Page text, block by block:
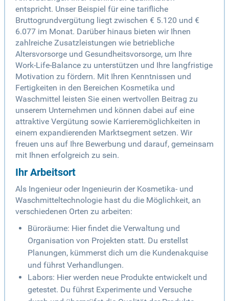
entspricht. Unser Beispiel für eine tarifliche
Bruttogrundvergütung liegt zwischen € 5.120 und €
6.077 im Monat. Darüber hinaus bieten wir Ihnen
zahlreiche Zusatzleistungen wie betriebliche
Altersvorsorge und Gesundheitsvorsorge, um Ihre
Work-Life-Balance zu unterstützen und Ihre langfristige
Motivation zu fördern. Mit Ihren Kenntnissen und
Fertigkeiten in den Bereichen Kosmetika und
Waschmittel leisten Sie einen wertvollen Beitrag zu
unserem Unternehmen und können dabei auf eine
attraktive Vergütung sowie Karrieremöglichkeiten in
einem expandierenden Marktsegment setzen. Wir
freuen uns auf Ihre Bewerbung und darauf, gemeinsam
mit Ihnen erfolgreich zu sein.
Ihr Arbeitsort
Als Ingenieur oder Ingenieurin der Kosmetika- und
Waschmitteltechnologie hast du die Möglichkeit, an
verschiedenen Orten zu arbeiten:
Büroräume: Hier findet die Verwaltung und
Organisation von Projekten statt. Du erstellst
Planungen, kümmerst dich um die Kundenakquise
und führst Verhandlungen.
Labors: Hier werden neue Produkte entwickelt und
getestet. Du führst Experimente und Versuche